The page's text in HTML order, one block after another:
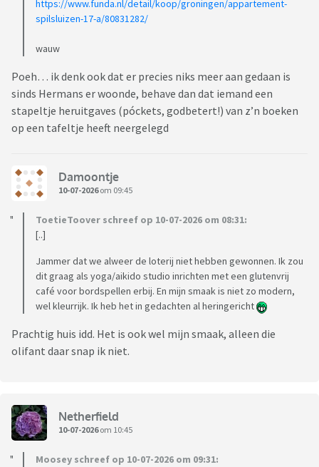
https://www.funda.nl/detail/koop/groningen/appartement-
spilsluizen-17-a/80831282/
wauw
Poeh… ik denk ook dat er precies niks meer aan gedaan is
sinds Hermans er woonde, behave dan dat iemand een
stapeltje heruitgaves (póckets, godbetert!) van z’n boeken
op een tafeltje heeft neergelegd
Damoontje
10-07-2026om 09:45
ToetieToover schreef op 10-07-2026 om 08:31:
[..]
Jammer dat we alweer de loterij niet hebben gewonnen. Ik zou
dit graag als yoga/aikido studio inrichten met een glutenvrij
café voor bordspellen erbij. En mijn smaak is niet zo modern,
wel kleurrijk. Ik heb het in gedachten al heringericht
Prachtig huis idd. Het is ook wel mijn smaak, alleen die
olifant daar snap ik niet.
Netherfield
10-07-2026om 10:45
Moosey schreef op 10-07-2026 om 09:31: